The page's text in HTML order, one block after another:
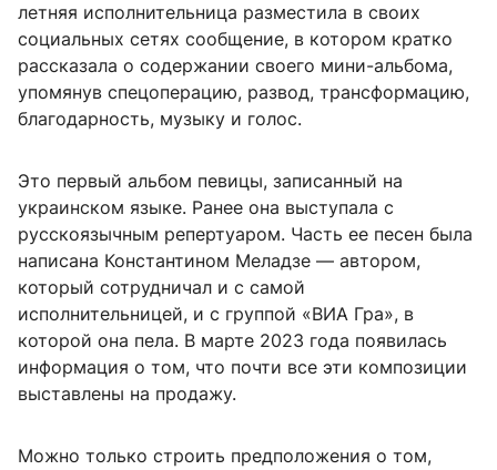
летняя исполнительница разместила в своих
социальных сетях сообщение, в котором кратко
рассказала о содержании своего мини-альбома,
упомянув спецоперацию, развод, трансформацию,
благодарность, музыку и голос.
Это первый альбом певицы, записанный на
украинском языке. Ранее она выступала с
русскоязычным репертуаром. Часть ее песен была
написана Константином Меладзе — автором,
который сотрудничал и с самой
исполнительницей, и с группой «ВИА Гра», в
которой она пела. В марте 2023 года появилась
информация о том, что почти все эти композиции
выставлены на продажу.
Можно только строить предположения о том,